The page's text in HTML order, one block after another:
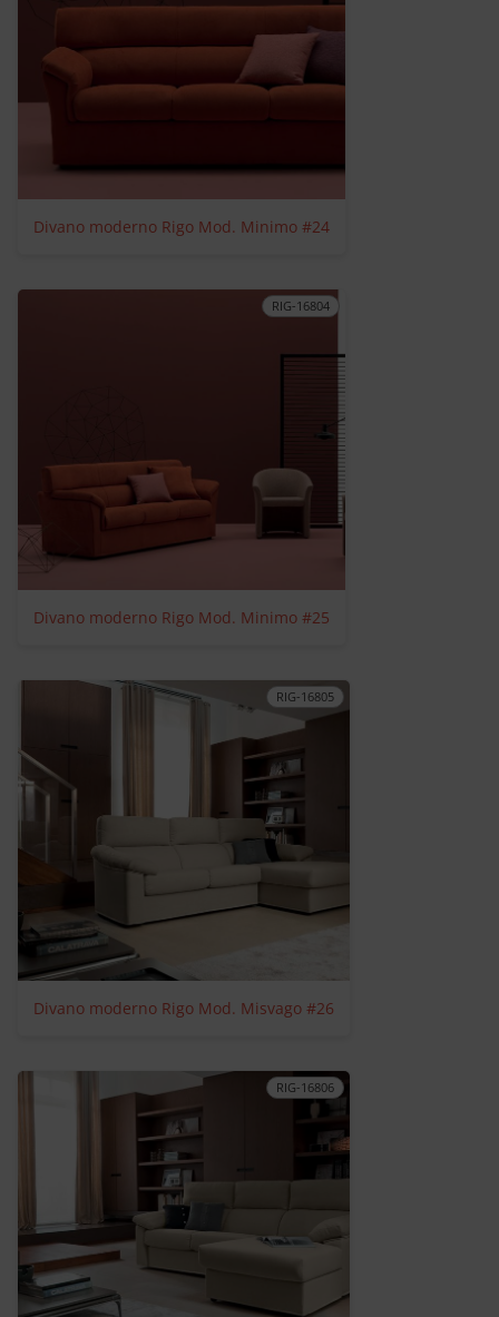
Divano moderno Rigo Mod. Minimo #24
RIG-16804
Divano moderno Rigo Mod. Minimo #25
RIG-16805
Divano moderno Rigo Mod. Misvago #26
RIG-16806